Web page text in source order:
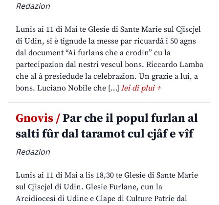
Redazion
Lunis ai 11 di Mai te Glesie di Sante Marie sul Cjiscjel
di Udin, si è tignude la messe par ricuardâ i 50 agns
dal document “Ai furlans che a crodin” cu la
partecipazion dal nestri vescul bons. Riccardo Lamba
che al à presiedude la celebrazion. Un grazie a lui, a
bons. Luciano Nobile che […] lei di plui +
Gnovis /Par che il popul furlan al
salti fûr dal taramot cul cjâf e vîf
Redazion
Lunis ai 11 di Mai a lis 18,30 te Glesie di Sante Marie
sul Cjiscjel di Udin. Glesie Furlane, cun la
Arcidiocesi di Udine e Clape di Culture Patrie dal